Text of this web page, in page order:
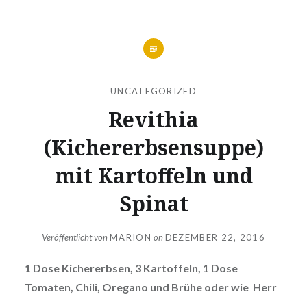
UNCATEGORIZED
Revithia
(Kichererbsensuppe)
mit Kartoffeln und
Spinat
Veröffentlicht vonMARION onDEZEMBER 22, 2016
1 Dose Kichererbsen, 3 Kartoffeln, 1 Dose
Tomaten, Chili, Oregano und Brühe oder wie Herr